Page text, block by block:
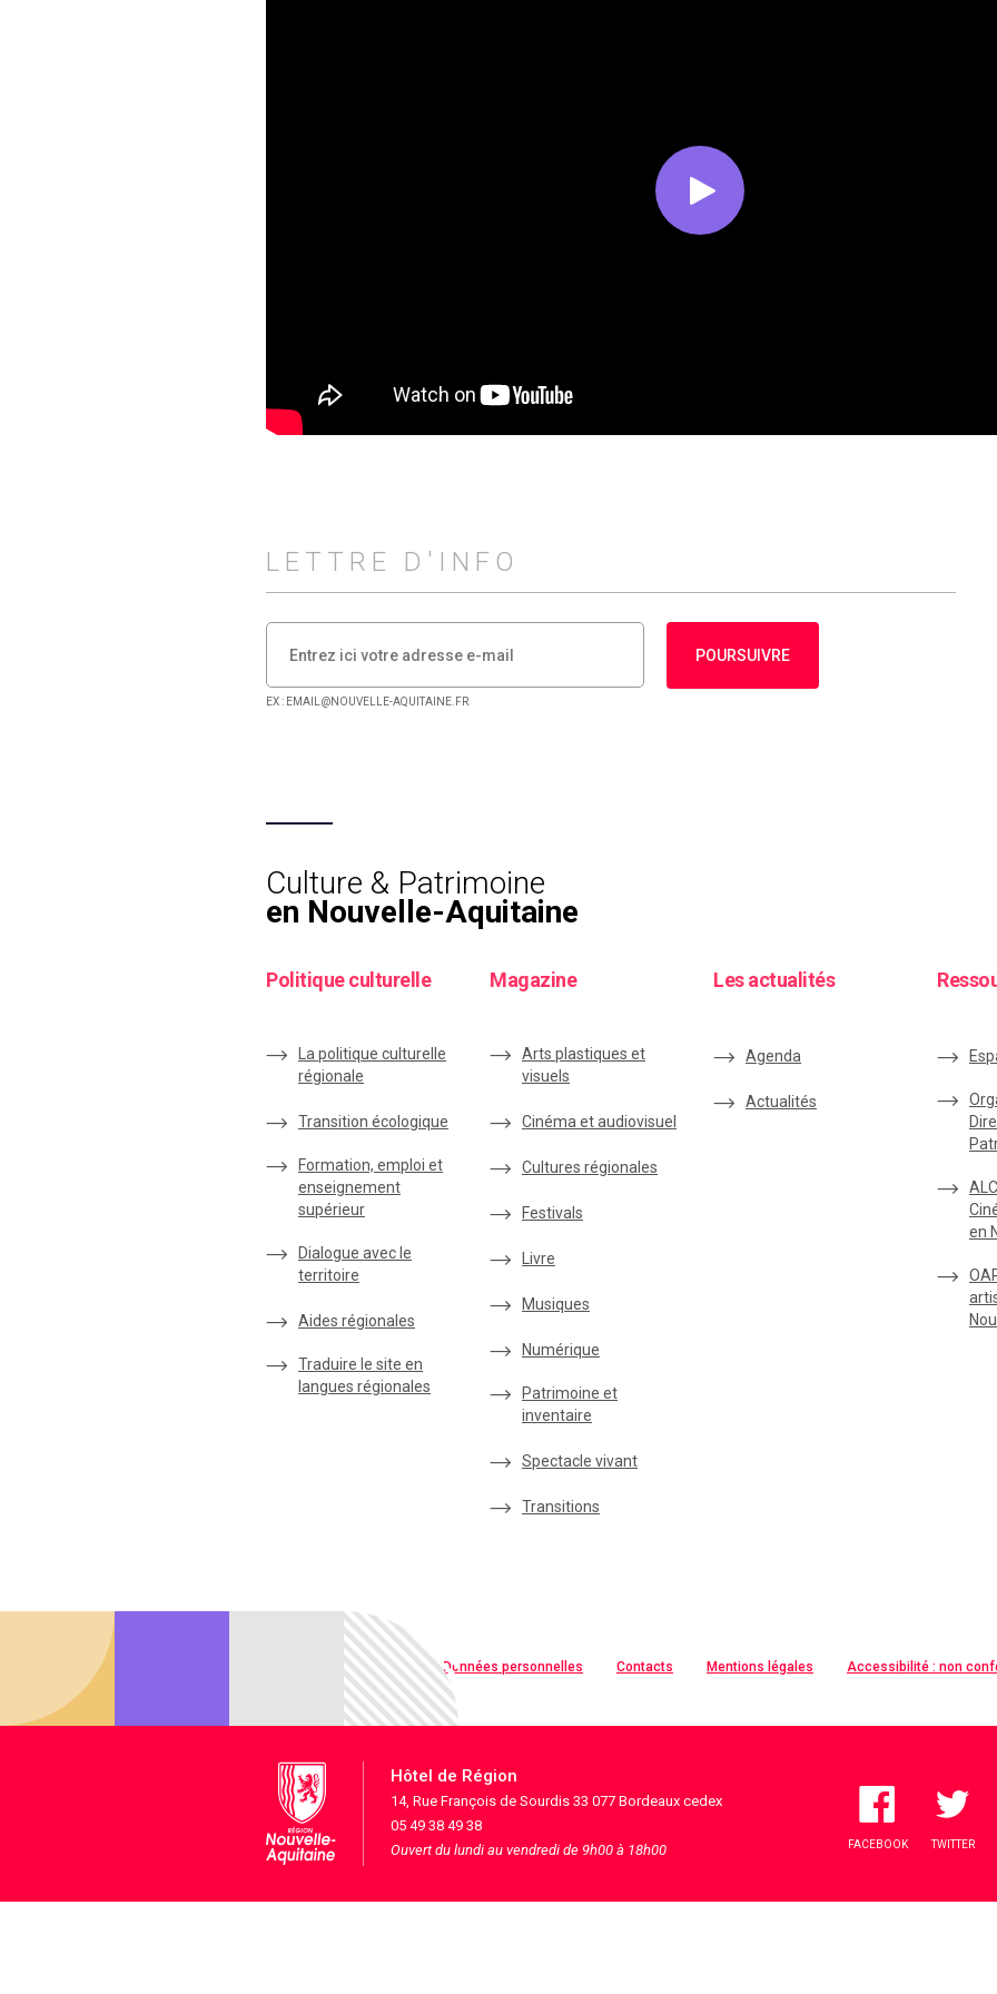
LETTRE D'INFO
POURSUIVRE
EX : EMAIL@NOUVELLE-AQUITAINE.FR
Culture & Patrimoine
en Nouvelle-Aquitaine
Politique culturelle
La politique culturelle
régionale
Transition écologique
Formation, emploi et
enseignement
supérieur
Dialogue avec le
territoire
Aides régionales
Traduire le site en
langues régionales
Magazine
Arts plastiques et
visuels
Cinéma et audiovisuel
Cultures régionales
Festivals
Livre
Musiques
Numérique
Patrimoine et
inventaire
Spectacle vivant
Transitions
Les actualités
Agenda
Actualités
en
Qualité web Données personnelles Contacts Mentions légales Accessibilité : non
Hôtel de Région
14, Rue François de Sourdis 33 077 Bordeaux cedex
05 49 38 49 38
Ouvert du lundi au vendredi de 9h00 à 18h00
FACEBOOK TWITTER